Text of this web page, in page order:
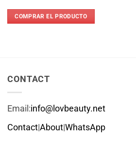
con5de 5
COMPRAR EL PRODUCTO
CONTACT
Email:info@lovbeauty.net
Contact|About|WhatsApp